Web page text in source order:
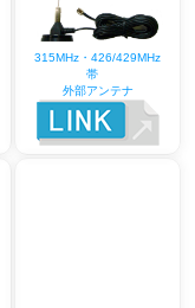
315MHz・426/429MHz
帯
外部アンテナ